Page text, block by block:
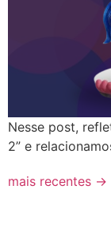
Nesse post,
2” e
mais recentes →